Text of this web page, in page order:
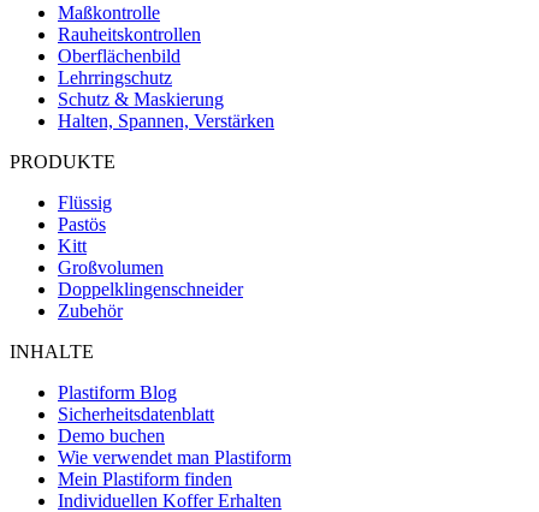
Maßkontrolle
Rauheitskontrollen
Oberflächenbild
Lehrringschutz
Schutz & Maskierung
Halten, Spannen, Verstärken
PRODUKTE
Flüssig
Pastös
Kitt
Großvolumen
Doppelklingenschneider
Zubehör
INHALTE
Plastiform Blog
Sicherheitsdatenblatt
Demo buchen
Wie verwendet man Plastiform
Mein Plastiform finden
Individuellen Koffer Erhalten